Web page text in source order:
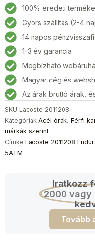
Endurance
Chronograph
Férfi
karóra
43mm
5ATM
mennyiség
100% eredeti
Gyors szállítás (2-4
14 napos
1-3 év garancia
Megbízható
Magyar cég és
Az árak bruttó árak,
SKU Lacoste 2011208
Kategóriák Acél órák, Férfi
márkák szerint
Címke Lacoste 2011208
5ATM
Iratkozz
2000 vagy
Tovább